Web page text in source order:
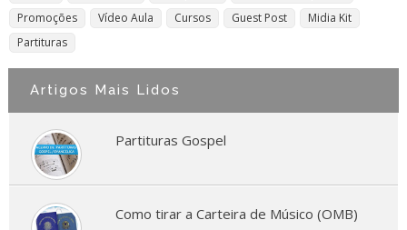
Promoções
Vídeo Aula Cursos Guest Post
Midia Kit
Partituras
Artigos Mais Lidos
Partituras Gospel
Como tirar a Carteira de Músico (OMB)